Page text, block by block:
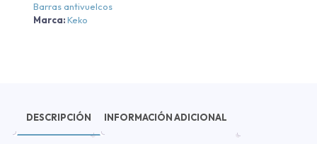
Barras antivuelcos
Marca:Keko
DESCRIPCIÓN INFORMACIÓN ADICIONAL